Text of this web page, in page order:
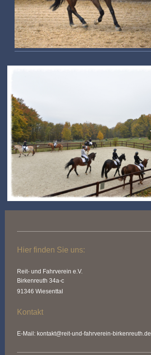
Hier finden Sie uns:
Reit- und Fahrverein e.V.
Birkenreuth 34a-c
91346 Wiesenttal
Kontakt
E-Mail: kontakt@reit-und-fahrverein-birkenreuth.de